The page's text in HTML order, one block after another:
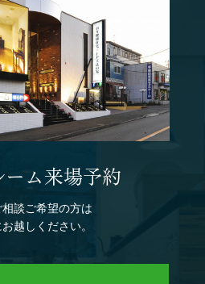
ーム来場予約
相談ご希望の方は
越しください。